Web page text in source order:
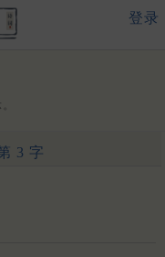
登录
3 字